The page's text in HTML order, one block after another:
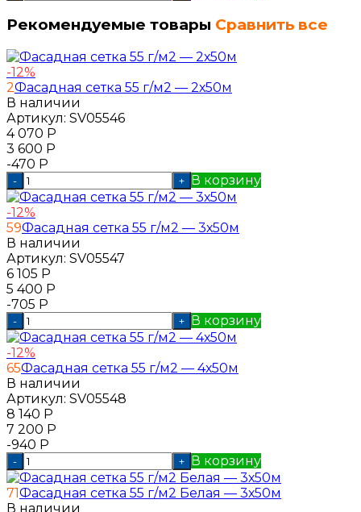
Рекомендуемые товары Сравнить все
-12%
2Фасадная сетка 55 г/м2 — 2х50м
В наличии
Артикул: SV05546
4 070 Р
3 600 Р
-470 Р
- + В корзину
-12%
59Фасадная сетка 55 г/м2 — 3х50м
В наличии
Артикул: SV05547
6 105 Р
5 400 Р
-705 Р
- + В корзину
-12%
65Фасадная сетка 55 г/м2 — 4х50м
В наличии
Артикул: SV05548
8 140 Р
7 200 Р
-940 Р
- + В корзину
71Фасадная сетка 55 г/м2 Белая — 3х50м
В наличии